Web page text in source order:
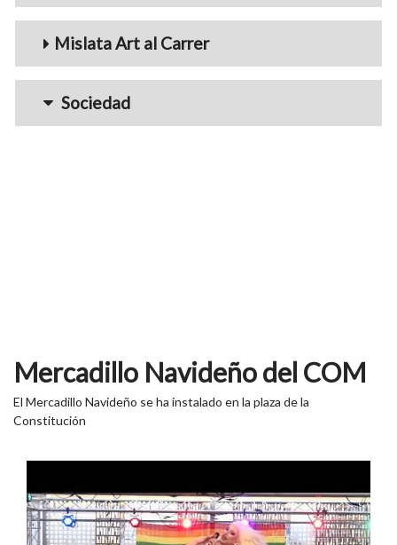
Mislata Art al Carrer
Sociedad
Mercadillo Navideño del COM
El Mercadillo Navideño se ha instalado en la plaza de la
Constitución